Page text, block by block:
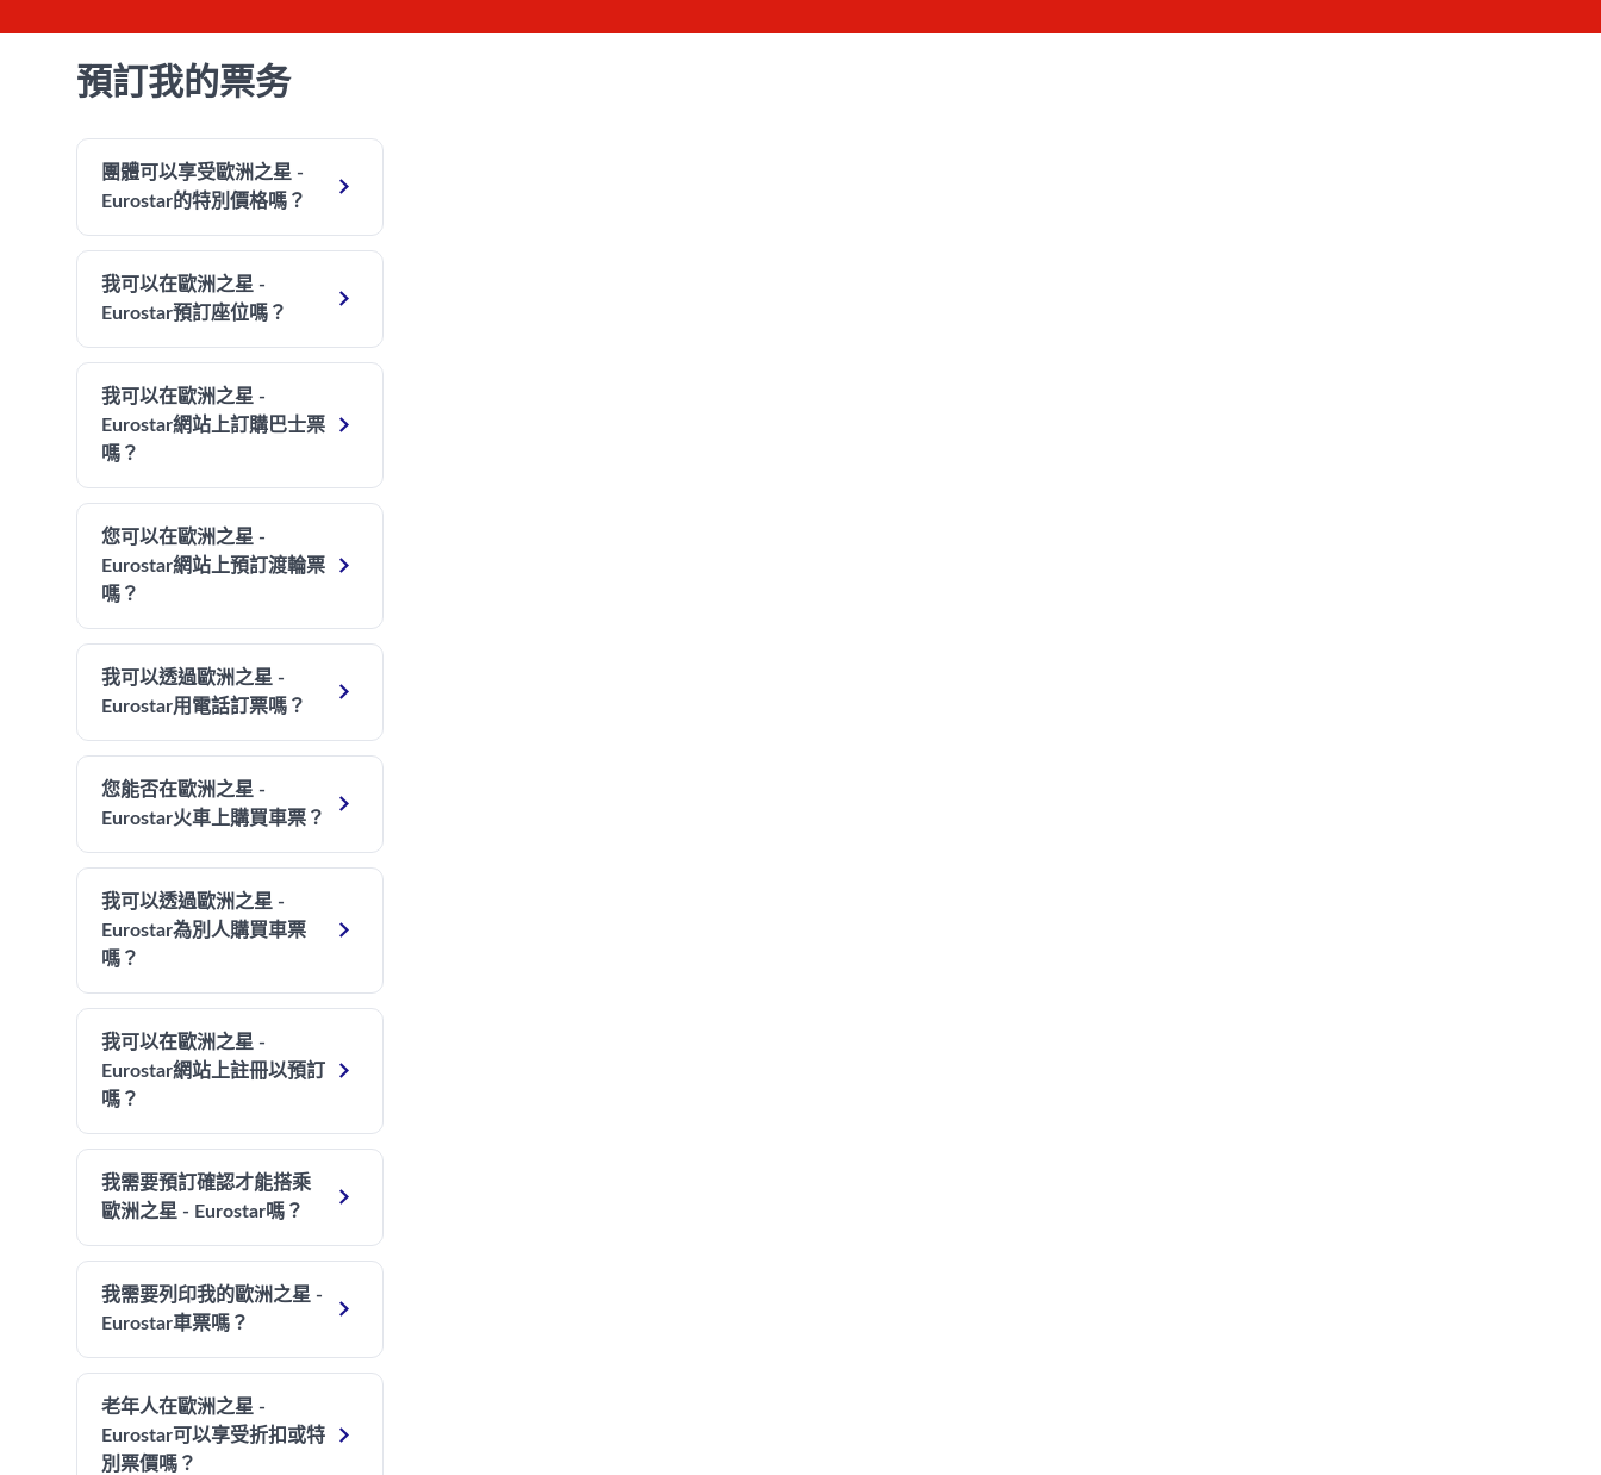
預訂我的票务
團體可以享受歐洲之星 -
Eurostar的特別價格嗎？

我可以在歐洲之星 -
Eurostar預訂座位嗎？

我可以在歐洲之星 -
Eurostar網站上訂購巴士票
嗎？

您可以在歐洲之星 -
Eurostar網站上預訂渡輪票
嗎？

我可以透過歐洲之星 -
Eurostar用電話訂票嗎？

您能否在歐洲之星 -
Eurostar火車上購買車票？

我可以透過歐洲之星 -
Eurostar為別人購買車票
嗎？

我可以在歐洲之星 -
Eurostar網站上註冊以預訂
嗎？

我需要預訂確認才能搭乘
歐洲之星 - Eurostar嗎？

我需要列印我的歐洲之星 -
Eurostar車票嗎？

老年人在歐洲之星 -
Eurostar可以享受折扣或特
別票價嗎？
